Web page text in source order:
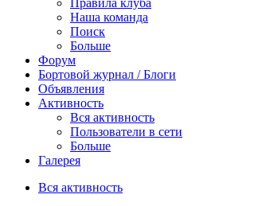
Наша команда
Поиск
Больше
Форум
Бортовой журнал / Блоги
Объявления
Активность
Вся активность
Пользователи в сети
Больше
Галерея
Вся активность